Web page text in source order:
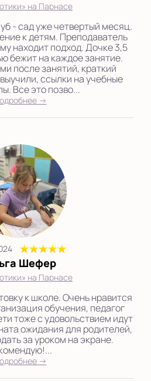
на Парнасе
- сад уже четвертый месяц.
к детям. Преподаватель
находит подход. Дочке 3,5
бежит на каждое занятие.
после занятий, краткий
ссылки на учебные
Все это позво...
→
Шефер
на Парнасе
к школе. Очень нравится
обучения, педагог
тоже с удовольствием идут
ожидания для родителей,
за уроком на экране.
→